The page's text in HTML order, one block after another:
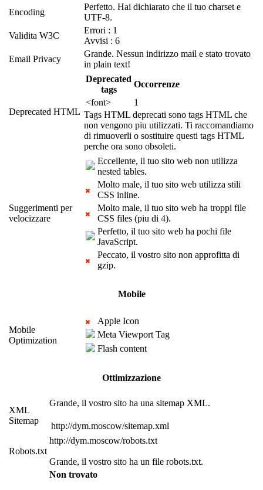
Encoding
Perfetto. Hai dichiarato che il tuo charset e
UTF-8.
Validita W3C
Errori : 1
Avvisi : 6
Email Privacy
Grande. Nessun indirizzo mail e stato trovato
in plain text!
Deprecated HTML
Deprecated
tags
Occorrenze
<font>
1
Tags HTML deprecati sono tags HTML che
non vengono piu utilizzati. Ti raccomandiamo
di rimuoverli o sostituire questi tags HTML
perche ora sono obsoleti.
Suggerimenti per
velocizzare
Eccellente, il tuo sito web non utilizza
nested tables.
Molto male, il tuo sito web utilizza stili
CSS inline.
Molto male, il tuo sito web ha troppi file
CSS files (piu di 4).
Perfetto, il tuo sito web ha pochi file
JavaScript.
Peccato, il vostro sito non approfitta di
gzip.
Mobile
Mobile
Optimization
Apple Icon
Meta Viewport Tag
Flash content
Ottimizzazione
XML
Sitemap
Grande, il vostro sito ha una sitemap XML.
http://dym.moscow/sitemap.xml
Robots.txt
http://dym.moscow/robots.txt
Grande, il vostro sito ha un file robots.txt.
Non trovato